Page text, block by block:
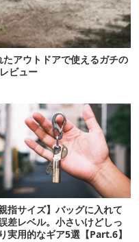
たアウトドアで使えるガチの
ビュー
親指サイズ】バッグに入れて
差レベル。小さいけどしっ
実用的なギア5選【Part.6】